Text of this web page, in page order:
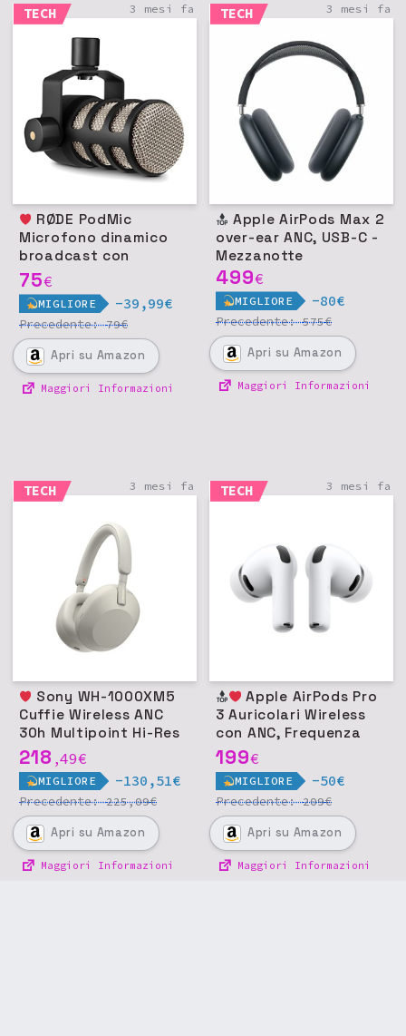
TECH 3 mesi fa
Microfono dinamico
broadcast con
supporto integrato
per podcast e
streaming
75€
MIGLIORE -39,99€
Precedente:79€
Apri su Amazon
Maggiori Informazioni
TECH 3 mesi fa
Apple AirPods Max 2
over-ear ANC, USB-C -
Mezzanotte
499€
MIGLIORE -80€
Precedente:575€
Apri su Amazon
Maggiori Informazioni
TECH 3 mesi fa
Cuffie Wireless ANC
30h Multipoint Hi-Res
LDAC - Argento
218 ,49€
MIGLIORE -130,51€
Precedente:225,09€
Apri su Amazon
Maggiori Informazioni
TECH 3 mesi fa
Apple AirPods Pro
3 Auricolari Wireless
con ANC, Frequenza
Cardiaca, Audio
Spaziale, USB-C
199€
MIGLIORE -50€
Precedente:209€
Apri su Amazon
Maggiori Informazioni